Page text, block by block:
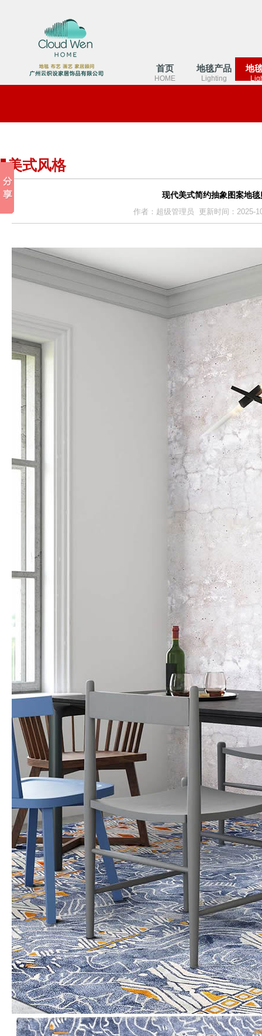
首页
HOME
地毯产品
Lighting
地
美式风格
现代美式简约抽象图案地毯
作者：超级管理员 更新时间：2025-